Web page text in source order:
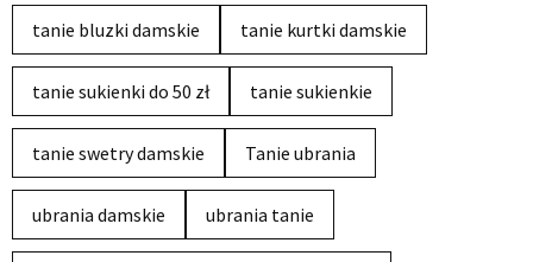
tanie bluzki damskie tanie kurtki damskie
tanie sukienki do 50 zł tanie sukienkie
tanie swetry damskie Tanie ubrania
ubrania damskie ubrania tanie